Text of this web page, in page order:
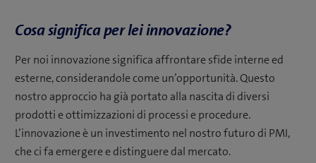
Cosa significa per lei innovazione?
Per noi innovazione significa affrontare sfide interne ed
esterne, considerandole come un’opportunità. Questo
nostro approccio ha già portato alla nascita di diversi
prodotti e ottimizzazioni di processi e procedure.
L’innovazione è un investimento nel nostro futuro di PMI,
che ci fa emergere e distinguere dal mercato.